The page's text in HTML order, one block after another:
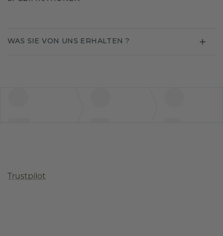
WAS SIE VON UNS ERHALTEN ?
Trustpilot